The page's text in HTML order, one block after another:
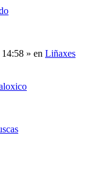
» en Liñaxes